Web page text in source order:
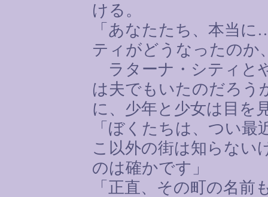
ける。
「あなたたち、本当に
ティがどうなったのか
ラターナ・シティと
は夫でもいたのだろう
に、少年と少女は目を
「ぼくたちは、つい
こ以外の街は知らない
のは確かです」
「正直、その町の名